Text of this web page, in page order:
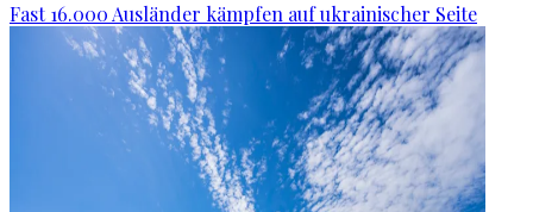
Fast 16.000 Ausländer kämpfen auf ukrainischer Seite